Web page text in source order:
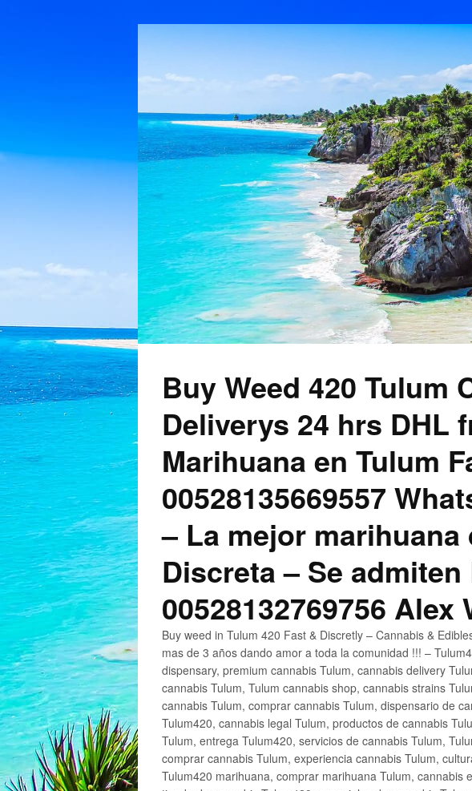
Buy Weed 420 Tulum
Deliverys 24 hrs DHL
Marihuana en Tulum
00528135669557
– La mejor
Discreta – Se
00528132769756 Alex
Buy weed in Tulum 420 Fast & Discretly – Cannabis &
mas de 3 años dando amor a toda la comunidad !!! –
dispensary, premium cannabis Tulum, cannabis delivery
cannabis Tulum, Tulum cannabis shop, cannabis strains
cannabis Tulum, comprar cannabis Tulum, dispensario de
Tulum420, cannabis legal Tulum, productos de cannabis
Tulum, entrega Tulum420, servicios de cannabis Tulum,
comprar cannabis Tulum, experiencia cannabis Tulum,
Tulum420 marihuana, comprar marihuana Tulum,